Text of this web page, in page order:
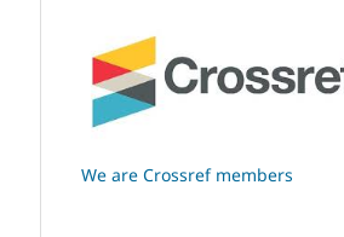
We are Crossref members